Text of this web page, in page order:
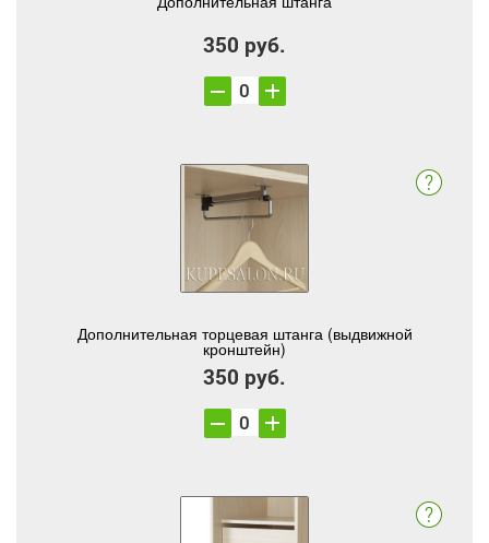
350 руб.
Дополнительная торцевая штанга (выдвижной
кронштейн)
350 руб.